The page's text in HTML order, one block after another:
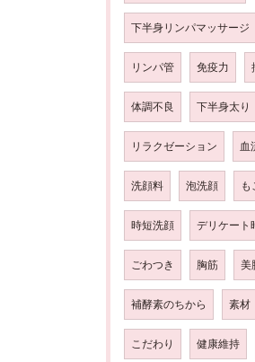
下半身リンパマッサージ
リンパ管 免疫力
体調不良 下半身太り
リラクゼーション 血
洗顔料 泡洗顔 も
時短洗顔 デリケート
ごわつき 胸筋 美
補酵素のちから 素材
こだわり 健康維持